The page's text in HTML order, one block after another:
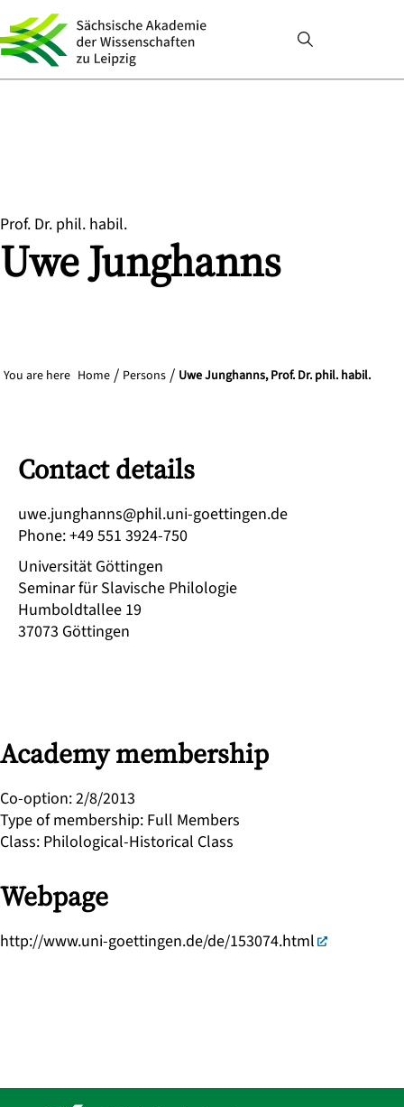
Prof. Dr. phil. habil.
UweJunghanns
You are here Home Persons Uwe Junghanns, Prof. Dr. phil. habil.
Academy membership
Co-option:2/8/2013
Type of membership: Full Members
Class: Philological-Historical Class
Webpage
http://www.uni-goettingen.de/de/153074.html
Contact details
ed.negnitteog-inu.lihp@snnahgnuj.ewu
Phone:+49 551 3924-750
Universität Göttingen
Seminar für Slavische Philologie
Humboldtallee 19
37073 Göttingen